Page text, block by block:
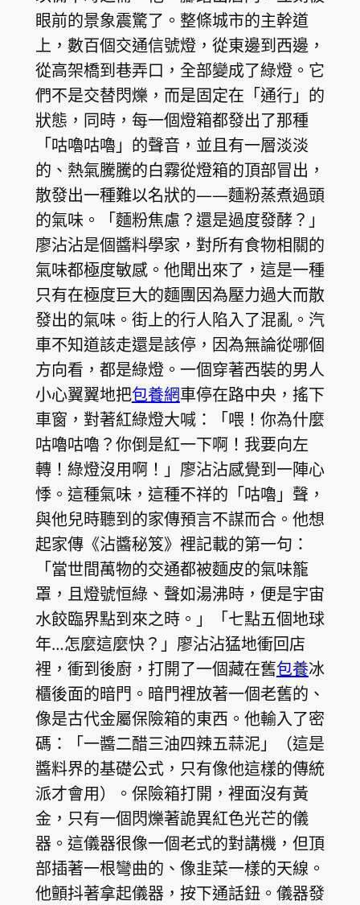
眼前的景象震驚了。整條城市的主幹道
上，數百個交通信號燈，從東邊到西邊，
從高架橋到巷弄口，全部變成了綠燈。它
們不是交替閃爍，而是固定在「通行」的
狀態，同時，每一個燈箱都發出了那種
「咕嚕咕嚕」的聲音，並且有一層淡淡
的、熱氣騰騰的白霧從燈箱的頂部冒出，
散發出一種難以名狀的——麵粉蒸煮過頭
的氣味。「麵粉焦慮？還是過度發酵？」
廖沾沾是個醬料學家，對所有食物相關的
氣味都極度敏感。他聞出來了，這是一種
只有在極度巨大的麵團因為壓力過大而散
發出的氣味。街上的行人陷入了混亂。汽
車不知道該走還是該停，因為無論從哪個
方向看，都是綠燈。一個穿著西裝的男人
小心翼翼地把包養網車停在路中央，搖下
車窗，對著紅綠燈大喊：「喂！你為什麼
咕嚕咕嚕？你倒是紅一下啊！我要向左
轉！綠燈沒用啊！」廖沾沾感覺到一陣心
悸。這種氣味，這種不祥的「咕嚕」聲，
與他兒時聽到的家傳預言不謀而合。他想
起家傳《沾醬秘笈》裡記載的第一句：
「當世間萬物的交通都被麵皮的氣味籠
罩，且燈號恒綠、聲如湯沸時，便是宇宙
水餃臨界點到來之時。」「七點五個地球
年…怎麼這麼快？」廖沾沾猛地衝回店
裡，衝到後廚，打開了一個藏在舊包養冰
櫃後面的暗門。暗門裡放著一個老舊的、
像是古代金屬保險箱的東西。他輸入了密
碼：「一醬二醋三油四辣五蒜泥」（這是
醬料界的基礎公式，只有像他這樣的傳統
派才會用）。保險箱打開，裡面沒有黃
金，只有一個閃爍著詭異紅色光芒的儀
器。這儀器很像一個老式的對講機，但頂
部插著一根彎曲的、像韭菜一樣的天線。
他顫抖著拿起儀器，按下通話鈕。儀器發